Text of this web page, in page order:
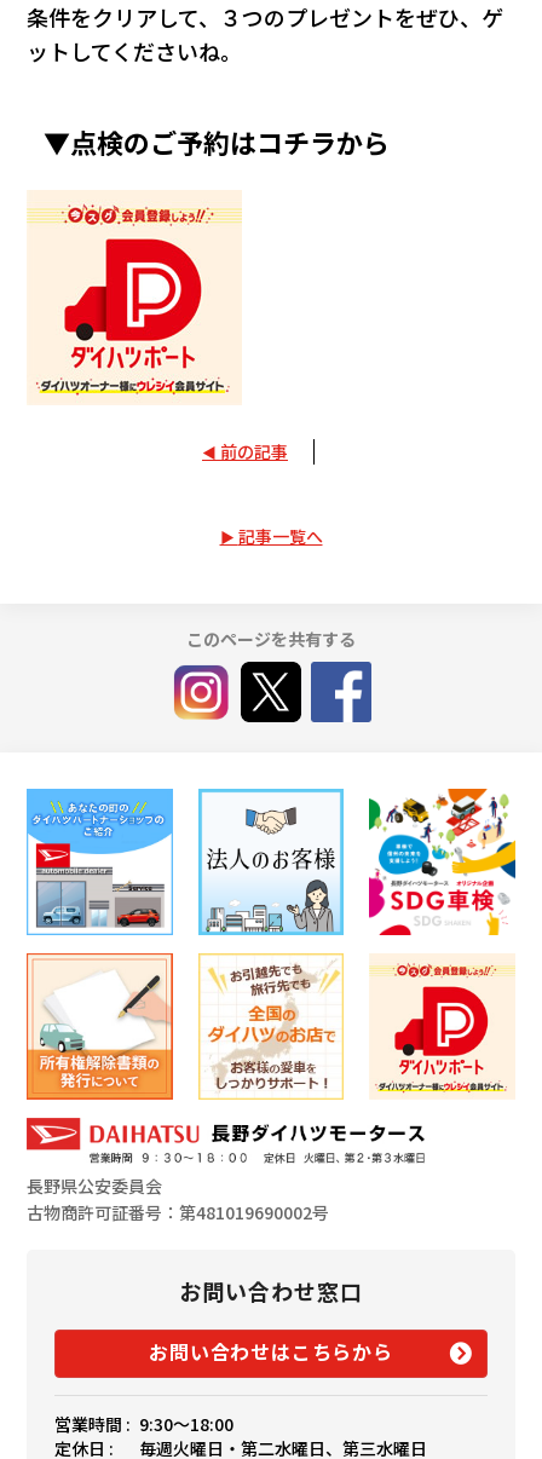
条件をクリアして、３つのプレゼントをぜひ、ゲ
ットしてくださいね。
▼点検のご予約はコチラから
前の記事
記事一覧へ
このページを共有する
長野県公安委員会
古物商許可証番号：第481019690002号
お問い合わせ窓口
お問い合わせはこちらから
営業時間 : 9:30〜18:00
定休日 :
毎週火曜日・第二水曜日、第三水曜日